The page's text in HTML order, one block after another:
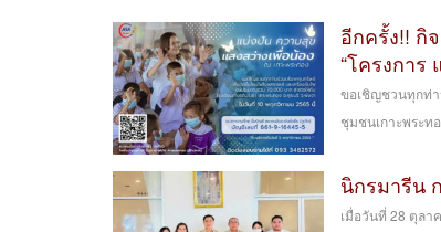
อีกครั้ง!! กิ
“โครงการ
ขอเชิญชวนทุกท่า
ชุมชนเกาะพระท
นิกรมารีน
เมื่อวันที่ 28 ตุลา